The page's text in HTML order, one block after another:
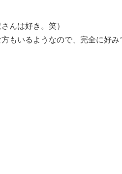
んは好き。笑）
もいるようなので、完全に好み